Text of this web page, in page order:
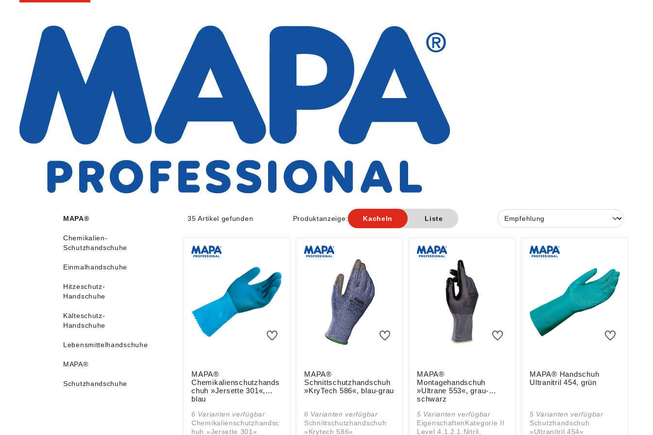
MAPA®
Chemikalien-
Schutzhandschuhe
Einmalhandschuhe
Hitzeschutz-
Handschuhe
Kälteschutz-
Handschuhe
Lebensmittelhandschuhe
MAPA®
Schutzhandschuhe
35 Artikel gefunden Produktanzeige: Kacheln Liste
MAPA®
Chemikalienschutzhands
chuh »Jersette 301«,
blau
6 Varianten verfügbar
Chemikalienschutzhandsc
huh »Jersette 301«
MAPA®
Schnittschutzhandschuh
»KryTech 586«, blau-grau
6 Varianten verfügbar
Schnittschutzhandschuh
»Krytech 586«
MAPA®
Montagehandschuh
»Ultrane 553«, grau-
schwarz
5 Varianten verfügbar
EigenschaftenKategorie II
Level 4.1.2.1.Nitril,
MAPA® Handschuh
Ultranitril 454, grün
5 Varianten verfügbar
Schutzhandschuh
»Ultranitril 454«